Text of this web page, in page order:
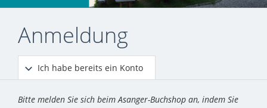
Anmeldung
Ich habe bereits ein Konto
Bitte melden Sie sich beim Asanger-Buchshop an, indem Sie